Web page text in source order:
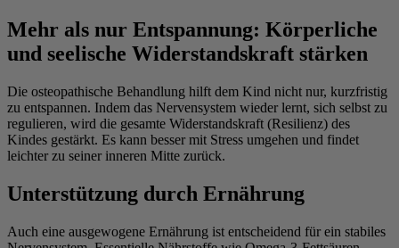
Mehr als nur Entspannung: Körperliche
und seelische Widerstandskraft stärken
Die osteopathische Behandlung hilft dem Kind nicht nur, kurzfristig
zu entspannen. Indem das Nervensystem wieder lernt, sich selbst zu
regulieren, wird die gesamte Widerstandskraft (Resilienz) des
Kindes gestärkt. Es kann besser mit Stress umgehen und findet
leichter zu seiner inneren Mitte zurück.
Unterstützung durch Ernährung
Auch eine ausgewogene Ernährung ist entscheidend für ein stabiles